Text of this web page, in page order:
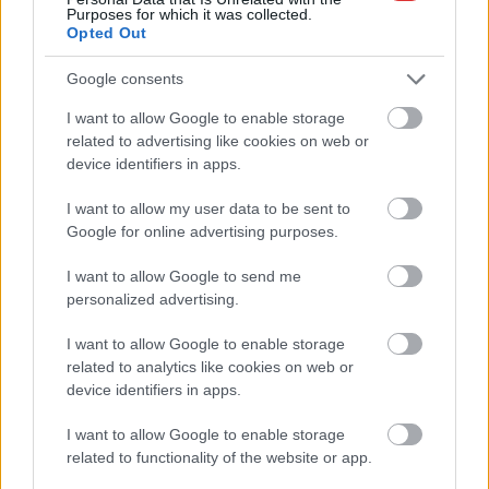
Purposes for which it was collected.
Opted Out
Google consents
I want to allow Google to enable storage
related to advertising like cookies on web or
device identifiers in apps.
I want to allow my user data to be sent to
Google for online advertising purposes.
I want to allow Google to send me
personalized advertising.
I want to allow Google to enable storage
related to analytics like cookies on web or
device identifiers in apps.
I want to allow Google to enable storage
related to functionality of the website or app.
Hírlevél feliratkozás
Adja meg keresztnevét:
meg e-mail címét:
ot
Nem szeretne lemaradni semmiről? Csak egy kattintás, és hírlevelünk a
legfrissebb információkkal és exkluzív tartalmakkal hétről hétre
A SZOL24 legfrissebb 24 cikke
Problémák egész Jász-Nagykun-Szolnok megyében: egyre